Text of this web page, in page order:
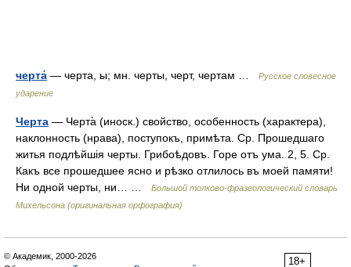
черта́ — черта, ы; мн. черты, черт, чертам …
Русское словесное
ударение
Черта — Черта̀ (иноск.) свойство, особенность (характера),
наклонность (нрава), поступокъ, примѣта. Ср. Прошедшаго
житья подлѣйшія черты. Грибоѣдовъ. Горе отъ ума. 2, 5. Ср.
Какъ все прошедшее ясно и рѣзко отлилось въ моей памяти!
Ни одной черты, ни… …
Большой толково-фразеологический словарь
Михельсона (оригинальная орфография)
18+
© Академик, 2000-2026